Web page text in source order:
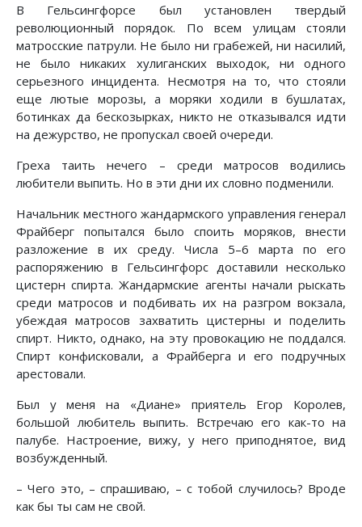
В Гельсингфорсе был установлен твердый
революционный порядок. По всем улицам стояли
матросские патрули. Не было ни грабежей, ни насилий,
не было никаких хулиганских выходок, ни одного
серьезного инцидента. Несмотря на то, что стояли
еще лютые морозы, а моряки ходили в бушлатах,
ботинках да бескозырках, никто не отказывался идти
на дежурство, не пропускал своей очереди.
Греха таить нечего – среди матросов водились
любители выпить. Но в эти дни их словно подменили.
Начальник местного жандармского управления генерал
Фрайберг попытался было споить моряков, внести
разложение в их среду. Числа 5–6 марта по его
распоряжению в Гельсингфорс доставили несколько
цистерн спирта. Жандармские агенты начали рыскать
среди матросов и подбивать их на разгром вокзала,
убеждая матросов захватить цистерны и поделить
спирт. Никто, однако, на эту провокацию не поддался.
Спирт конфисковали, а Фрайберга и его подручных
арестовали.
Был у меня на «Диане» приятель Егор Королев,
большой любитель выпить. Встречаю его как-то на
палубе. Настроение, вижу, у него приподнятое, вид
возбужденный.
– Чего это, – спрашиваю, – с тобой случилось? Вроде
как бы ты сам не свой.